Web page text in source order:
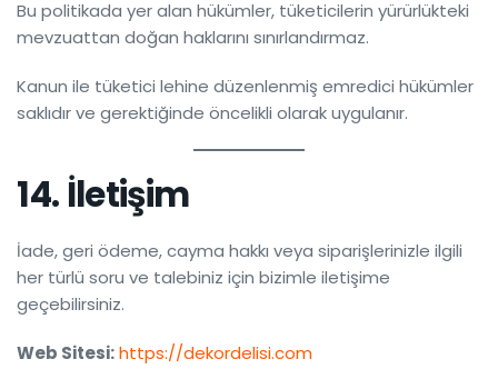
Bu politikada yer alan hükümler, tüketicilerin yürürlükteki
mevzuattan doğan haklarını sınırlandırmaz.
Kanun ile tüketici lehine düzenlenmiş emredici hükümler
saklıdır ve gerektiğinde öncelikli olarak uygulanır.
14. İletişim
İade, geri ödeme, cayma hakkı veya siparişlerinizle ilgili
her türlü soru ve talebiniz için bizimle iletişime
geçebilirsiniz.
Web Sitesi:https://dekordelisi.com